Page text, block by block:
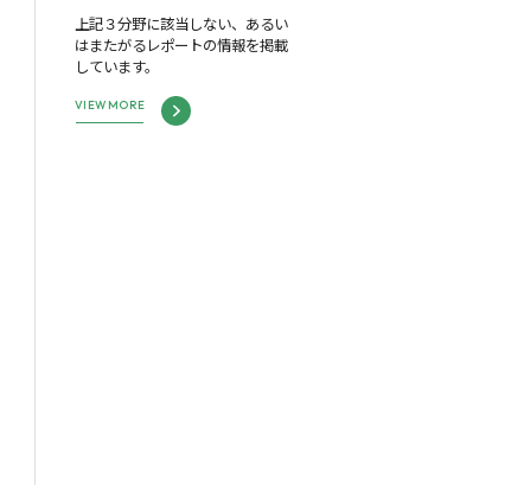
上記３分野に該当しない、あるい
はまたがるレポートの情報を掲載
しています。
VIEW MORE